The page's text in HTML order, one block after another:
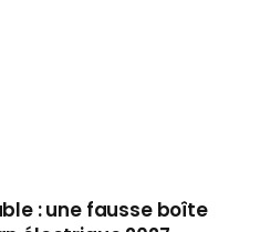
: une fausse boîte